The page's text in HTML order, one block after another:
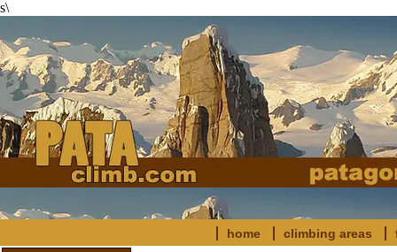
s\
home climbing areas